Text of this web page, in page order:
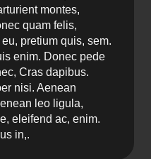
montes,
quam felis,
pretium quis, sem.
enim. Donec pede
Cras dapibus.
nisi. Aenean
leo ligula,
eleifend ac, enim.
in,.